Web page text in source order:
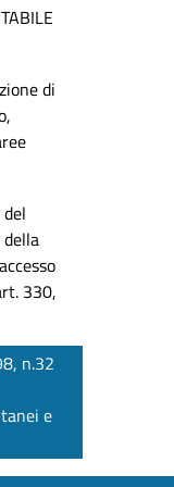
di
330,
n.32
e